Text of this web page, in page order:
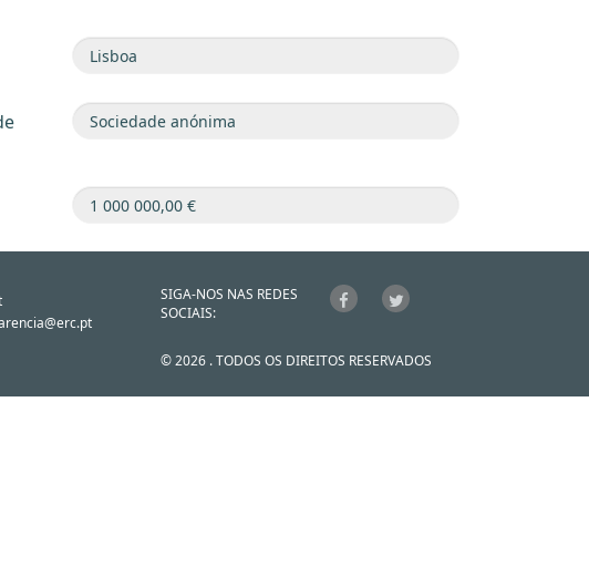
SIGA-NOS NAS REDES
SOCIAIS:
© 2026 . TODOS OS DIREITOS RESERVADOS